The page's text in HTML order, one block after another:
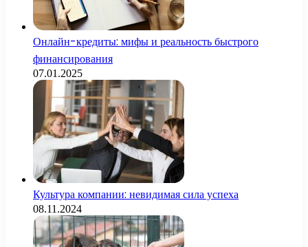
Онлайн-кредиты: мифы и реальность быстрого
финансирования
07.01.2025
Культура компании: невидимая сила успеха
08.11.2024